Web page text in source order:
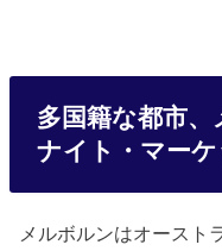
多国籍な都市
ナイト・マーケ
メルボルンはオースト